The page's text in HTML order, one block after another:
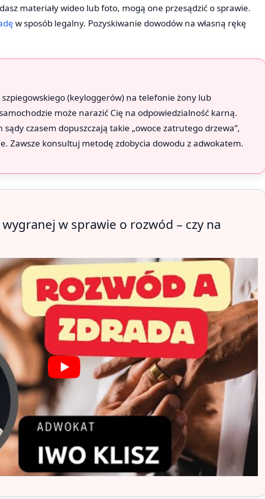
materiały wideo lub foto, mogą one przesądzić o sprawie.
w sposób legalny. Pozyskiwanie dowodów na własną rękę
(keyloggerów) na telefonie żony lub
może narazić Cię na odpowiedzialność karną.
czasem dopuszczają takie „owoce zatrutego drzewa”,
Zawsze konsultuj metodę zdobycia dowodu z adwokatem.
w sprawie o rozwód – czy na